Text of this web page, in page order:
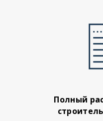
Полный